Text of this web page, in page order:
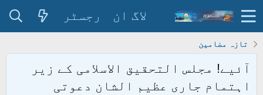
لاگ ان رجسٹر
تازہ مضامین
آئیے! مجلس التحقیق الاسلامی کے زیر
اہتمام جاری عظیم الشان دعوتی